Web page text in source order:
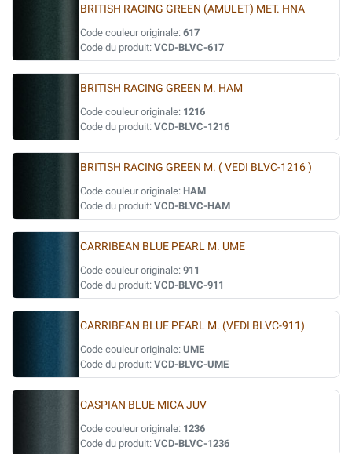
BRITISH RACING GREEN (AMULET) MET. HNA
Code couleur originale: 617
Code du produit: VCD-BLVC-617
BRITISH RACING GREEN M. HAM
Code couleur originale: 1216
Code du produit: VCD-BLVC-1216
BRITISH RACING GREEN M. ( VEDI BLVC-1216 )
Code couleur originale: HAM
Code du produit: VCD-BLVC-HAM
CARRIBEAN BLUE PEARL M. UME
Code couleur originale: 911
Code du produit: VCD-BLVC-911
CARRIBEAN BLUE PEARL M. (VEDI BLVC-911)
Code couleur originale: UME
Code du produit: VCD-BLVC-UME
CASPIAN BLUE MICA JUV
Code couleur originale: 1236
Code du produit: VCD-BLVC-1236